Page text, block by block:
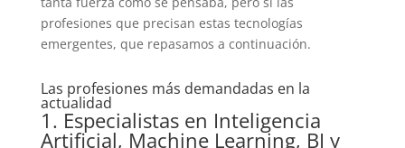
profesiones que precisan estas tecnologías
emergentes, que repasamos a continuación.
Las profesiones más demandadas en la
actualidad
1. Especialistas en Inteligencia
Artificial, Machine Learning, BI y